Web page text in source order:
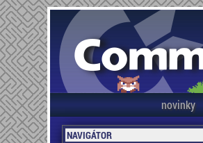
novinky
NAVIGÁTOR